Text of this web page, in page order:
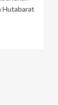
Hutabarat